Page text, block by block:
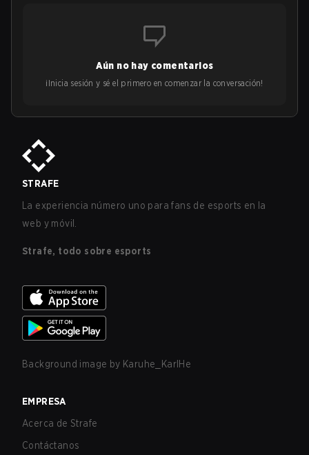
Aún no hay comentarios
¡Inicia sesión y sé el primero en comenzar la conversación!
STRAFE
La experiencia número uno para fans de esports en la
web y móvil.
Strafe, todo sobre esports
Background image by Karuhe_KarlHe
EMPRESA
Acerca de Strafe
Contáctanos